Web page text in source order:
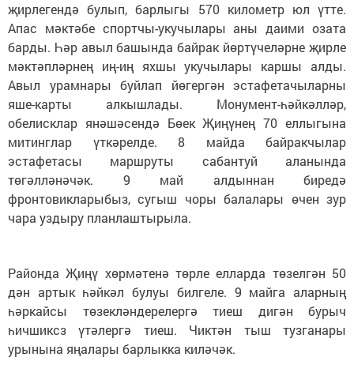
җирлегендә булып, барлыгы 570 километр юл үтте.
Апас мәктәбе спортчы-укучылары аны даими озата
барды. Һәр авыл башында байрак йөртүчеләрне җирле
мәктәпләрнең иң-иң яхшы укучылары каршы алды.
Авыл урамнары буйлап йөгергән эстафетачыларны
яше-карты алкышлады. Монумент-һәйкәлләр,
обелисклар янәшәсендә Бөек Җиңүнең 70 еллыгына
митинглар үткәрелде. 8 майда байракчылар
эстафетасы маршруты сабантуй аланында
төгәлләнәчәк. 9 май алдыннан биредә
фронтовикларыбыз, сугыш чоры балалары өчен зур
чара уздыру планлаштырыла.
Районда Җиңү хөрмәтенә төрле елларда төзелгән 50
дән артык һәйкәл булуы билгеле. 9 майга аларның
һәркайсы төзекләндерелергә тиеш дигән бурыч
һичшиксз үтәлергә тиеш. Чиктән тыш тузганары
урынына яңалары барлыкка киләчәк.